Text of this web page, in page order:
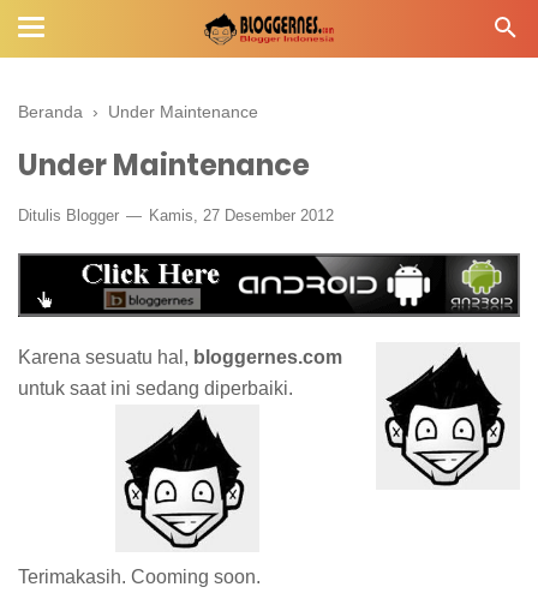
Beranda › Under Maintenance
Under Maintenance
Ditulis Blogger Kamis, 27 Desember 2012
Karena sesuatu hal, bloggernes.com
untuk saat ini sedang diperbaiki.
Terimakasih. Cooming soon.